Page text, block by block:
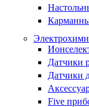
Датчики
Датчики
Five